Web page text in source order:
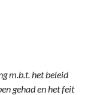
m.b.t. het beleid
gehad en het feit